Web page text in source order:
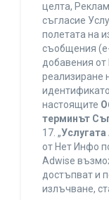
целта,
съгласие
полетата на
съобщения
добавения от
реализиране
настоящите
терминът
17. „Услугата
от Нет Инфо
Adwise
достъпват и
излъчване,